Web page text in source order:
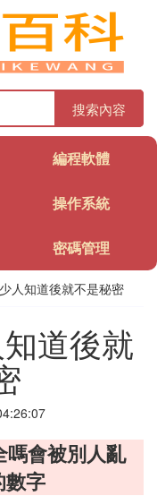
搜索內容
編程軟體
操作系統
密碼管理
人知道後就不是秘密
道後就
嗎會被別人亂
數字